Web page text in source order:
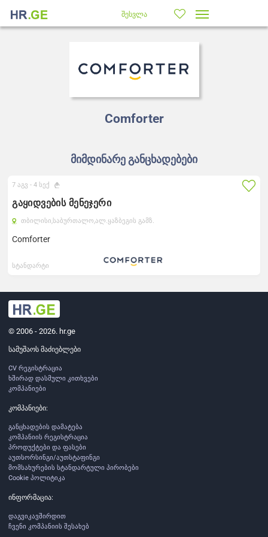
შესვლა
Comforter
მიმდინარე განცხადებები
გაყიდვების მენეჯერი
თბილისი,საბურთალო,ალ.ყაზბეგის გამზ.
Comforter
7 აგვ -4 სექ
სტანდარტი
© 2006 - 2026. hr.ge
სამუშაოს მაძიებლები
CV რეგისტრაცია
ხშირად დასმული კითხვები
კომპანიები
კომპანიები:
განცხადების დამატება
კომპანიის რეგისტრაცია
პროდუქტები და ფასები
აუთსორსინგი/აუთსტაფინგი
მომსახურების სტანდარტული პირობები
Cookie პოლიტიკა
ინფორმაცია:
დაგვიკავშირდით
ჩვენი კომპანიის შესახებ